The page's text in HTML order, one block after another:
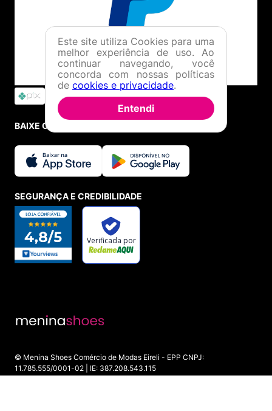
BAIXE O APP
SEGURANÇA E CREDIBILIDADE
© Menina Shoes Comércio de Modas Eireli - EPP CNPJ:
11.785.555/0001-02 | IE: 387.208.543.115
Este site utiliza Cookies para uma
melhor experiência de uso. Ao
continuar navegando, você
concorda com nossas políticas
de cookies e privacidade.
Entendi